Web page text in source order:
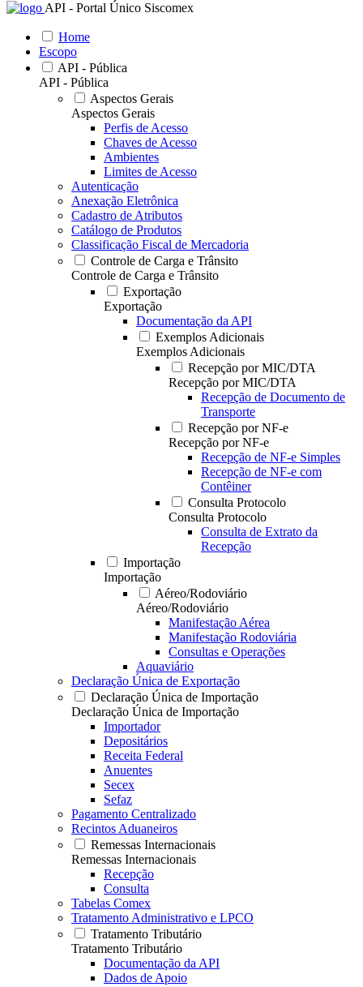
API - Portal Único Siscomex
Home
Escopo
API - Pública
API - Pública
Aspectos Gerais
Aspectos Gerais
Perfis de Acesso
Chaves de Acesso
Ambientes
Limites de Acesso
Autenticação
Anexação Eletrônica
Cadastro de Atributos
Catálogo de Produtos
Classificação Fiscal de Mercadoria
Controle de Carga e Trânsito
Controle de Carga e Trânsito
Exportação
Exportação
Documentação da API
Exemplos Adicionais
Exemplos Adicionais
Recepção por MIC/DTA
Recepção por MIC/DTA
Recepção de Documento de
Transporte
Recepção por NF-e
Recepção por NF-e
Recepção de NF-e Simples
Recepção de NF-e com
Contêiner
Consulta Protocolo
Consulta Protocolo
Consulta de Extrato da
Recepção
Importação
Importação
Aéreo/Rodoviário
Aéreo/Rodoviário
Manifestação Aérea
Manifestação Rodoviária
Consultas e Operações
Aquaviário
Declaração Única de Exportação
Declaração Única de Importação
Declaração Única de Importação
Importador
Depositários
Receita Federal
Anuentes
Secex
Sefaz
Pagamento Centralizado
Recintos Aduaneiros
Remessas Internacionais
Remessas Internacionais
Recepção
Consulta
Tabelas Comex
Tratamento Administrativo e LPCO
Tratamento Tributário
Tratamento Tributário
Documentação da API
Dados de Apoio